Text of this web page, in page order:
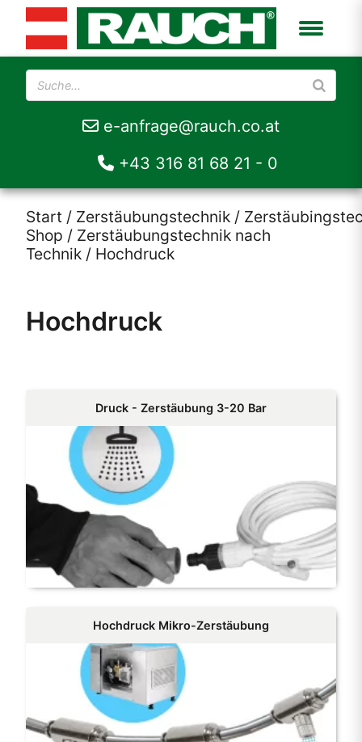
e-anfrage@rauch.co.at
+43 316 81 68 21 - 0
Start / Zerstäubungstechnik /
Shop / Zerstäubungstechnik nach
Technik / Hochdruck
Hochdruck
Druck - Zerstäubung 3-20 Bar
Hochdruck Mikro-Zerstäubung